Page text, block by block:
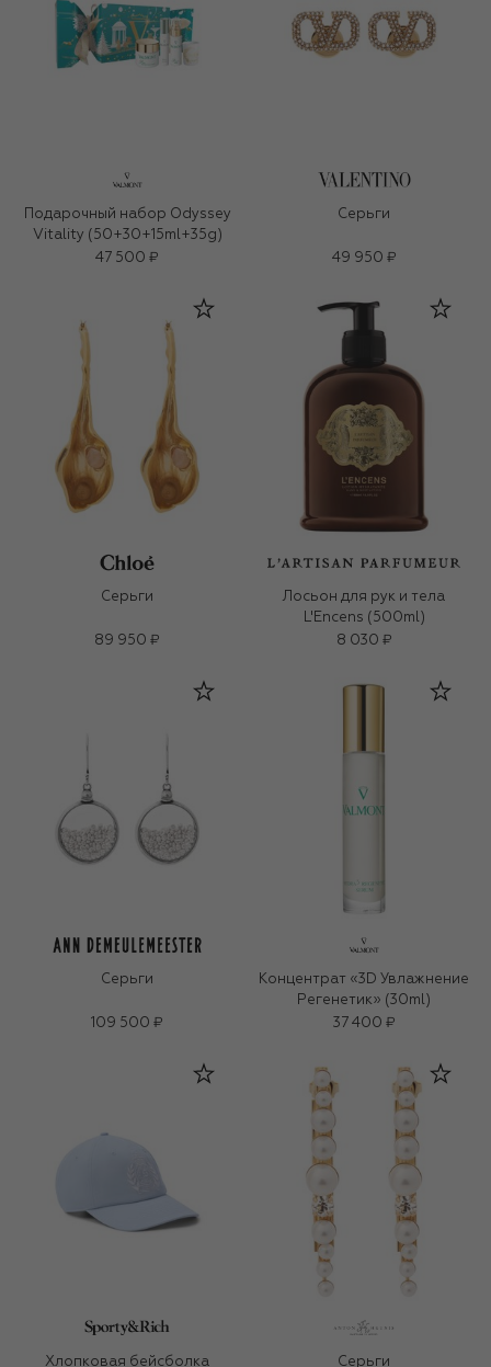
Подарочный набор Odyssey
Vitality (50+30+15ml+35g)
47 500 ₽
Серьги
49 950 ₽
Серьги
89 950 ₽
Лосьон для рук и тела
L'Encens (500ml)
8 030 ₽
Серьги
109 500 ₽
Концентрат «3D Увлажнение
Регенетик» (30ml)
37 400 ₽
Хлопковая бейсболка
Серьги